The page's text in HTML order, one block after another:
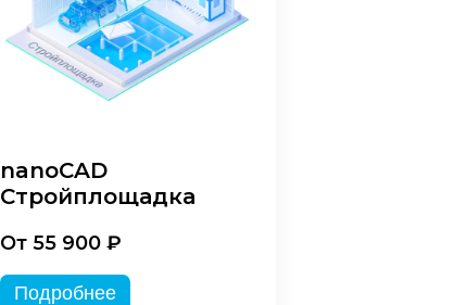
nanoCAD
Стройплощадка
От 55 900 ₽
Подробнее